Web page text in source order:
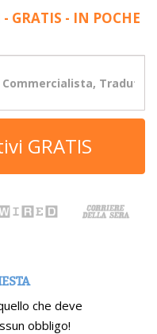
GRATIS - IN POCHE
GRATIS
che deve
obbligo!